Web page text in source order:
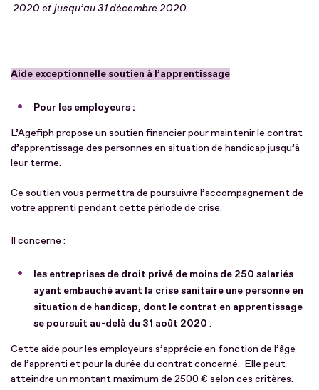
2020 et jusqu’au 31 décembre 2020.
Aide exceptionnelle soutien à l’apprentissage
Pour les employeurs :
L’Agefiph propose un soutien financier pour maintenir le contrat
d’apprentissage des personnes en situation de handicap jusqu’à
leur terme.
Ce soutien vous permettra de poursuivre l’accompagnement de
votre apprenti pendant cette période de crise.
Il concerne :
les entreprises de droit privé de moins de 250 salariés
ayant embauché avant la crise sanitaire une personne en
situation de handicap, dont le contrat en apprentissage
se poursuit au-delà du 31 août 2020 :
Cette aide pour les employeurs s’apprécie en fonction de l’âge
de l’apprenti et pour la durée du contrat concerné. Elle peut
atteindre un montant maximum de 2500 € selon ces critères.